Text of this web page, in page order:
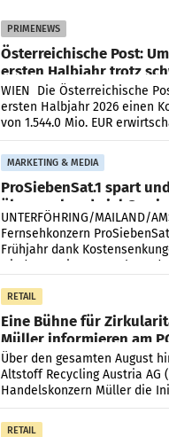
PRIMENEWS
Österreichische Post:
ersten Halbjahr trotz
Briefgeschäft
WIEN Die Österreichische
ersten Halbjahr 2026 einen
von 1.544,0 Mio. EUR
einem Plus von 3,8 Prozent
Vergleichszeitraum
MARKETING & MEDIA
ProSiebenSat.1 spart
überraschend viel Gewinn
UNTERFÖHRING/MAILAND/
Fernsehkonzern
Frühjahr dank
wieder Gewinn gemacht und
RETAIL
Eine Bühne für
Müller informieren am
Kreislauffähigkeit
Über den gesamten August
Altstoff Recycling Austria AG
Handelskonzern Müller die
„Kreislauf-Helden“ in allen
Müller-Filialen
RETAIL